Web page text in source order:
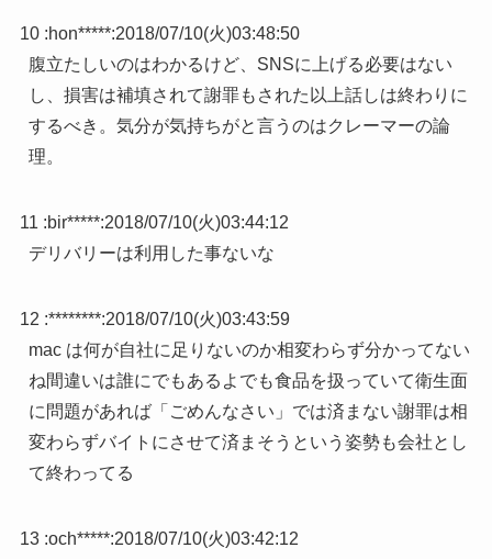
10 :hon*****:2018/07/10(火)03:48:50
腹立たしいのはわかるけど、SNSに上げる必要はない
し、損害は補填されて謝罪もされた以上話しは終わりに
するべき。気分が気持ちがと言うのはクレーマーの論
理。
11 :bir*****:2018/07/10(火)03:44:12
デリバリーは利用した事ないな
12 :********:2018/07/10(火)03:43:59
mac は何が自社に足りないのか相変わらず分かってない
ね間違いは誰にでもあるよでも食品を扱っていて衛生面
に問題があれば「ごめんなさい」では済まない謝罪は相
変わらずバイトにさせて済まそうという姿勢も会社とし
て終わってる
13 :och*****:2018/07/10(火)03:42:12